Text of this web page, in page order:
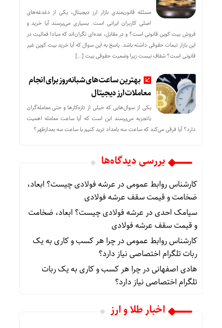
مسئله قانون‌مندی بازار ارز دیجیتال، یکی از دغدغه‌های
اصلی کاربران ایرانی است. بسیاری می‌پرسند آیا خرید و
فروش بیت کوین قانونی است؟ و در مقابل، عده‌ای نگران‌اند که مبادا فعالیت در
این بازار تبعات حقوقی داشته باشد. پاسخ به این سوال که آیا خرید بیت کوین غیر
قانونی است؟ شفاف نیست زیرا وضعیت حقوقی بیت‌ […]
بهترین ساعت‌های شبانه‌روز برای انجام
معاملات ارز دیجیتال
یکی از سوال‌هایی که خیلی از تازه‌کارها و حتی معامله‌گران
باتجربه می‌پرسند این است که آیا ساعت معامله اهمیت
دارد؟ آیا فرقی می‌کند که ساعت سه بامداد ترید کنیم یا ساعت سه بعدازظهر؟
بررسی دیدگاه‌ها
کارشناس روابط عمومیدر عرشه فولادی چیست؟ ابعاد،
ضخامت و قیمت سقف عرشه فولادی
سیامک احدیدر عرشه فولادی چیست؟ ابعاد، ضخامت
و قیمت سقف عرشه فولادی
کارشناس روابط عمومیدرچرا هر کسب‌ و کاری به یک
ربات تلگرام اختصاصی نیاز دارد؟
هادی اصفهانیدرچرا هر کسب‌ و کاری به یک ربات
تلگرام اختصاصی نیاز دارد؟
اخبار طلا و ارز